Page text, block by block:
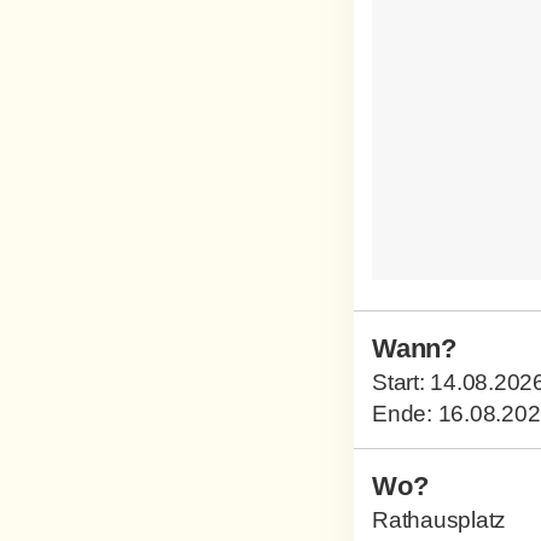
Wann?
Start:
Ende:
Wo?
Rathausplatz